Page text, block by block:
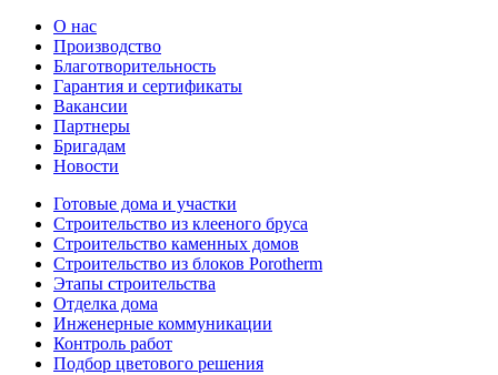
О нас
Производство
Благотворительность
Гарантия и сертификаты
Вакансии
Партнеры
Бригадам
Новости
Готовые дома и участки
Строительство из клееного бруса
Строительство каменных домов
Строительство из блоков Porotherm
Этапы строительства
Отделка дома
Инженерные коммуникации
Контроль работ
Подбор цветового решения